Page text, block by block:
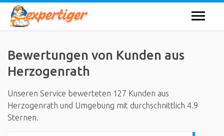
Bewertungen von Kunden aus
Herzogenrath
Unseren Service bewerteten 127 Kunden aus
Herzogenrath und Umgebung mit durchschnittlich 4.9
Sternen.